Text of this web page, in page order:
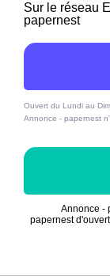
Sur le réseau
papernest
Ouvert du Lundi au
Annonce - papernest
Annonce -
papernest